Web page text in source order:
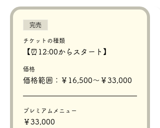
完売
チケットの種類
【⏰12:00からスタート】
価格
価格範囲：￥16,500〜￥33,000
プレミアムメニュー
￥33,000